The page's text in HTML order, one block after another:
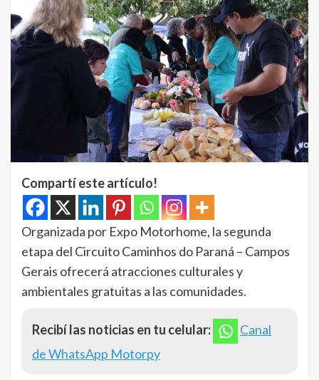
Compartí este artículo!
Organizada por Expo Motorhome, la segunda
etapa del Circuito Caminhos do Paraná – Campos
Gerais ofrecerá atracciones culturales y
ambientales gratuitas a las comunidades.
Recibí las noticias en tu celular:
Canal
de WhatsApp Motorpy